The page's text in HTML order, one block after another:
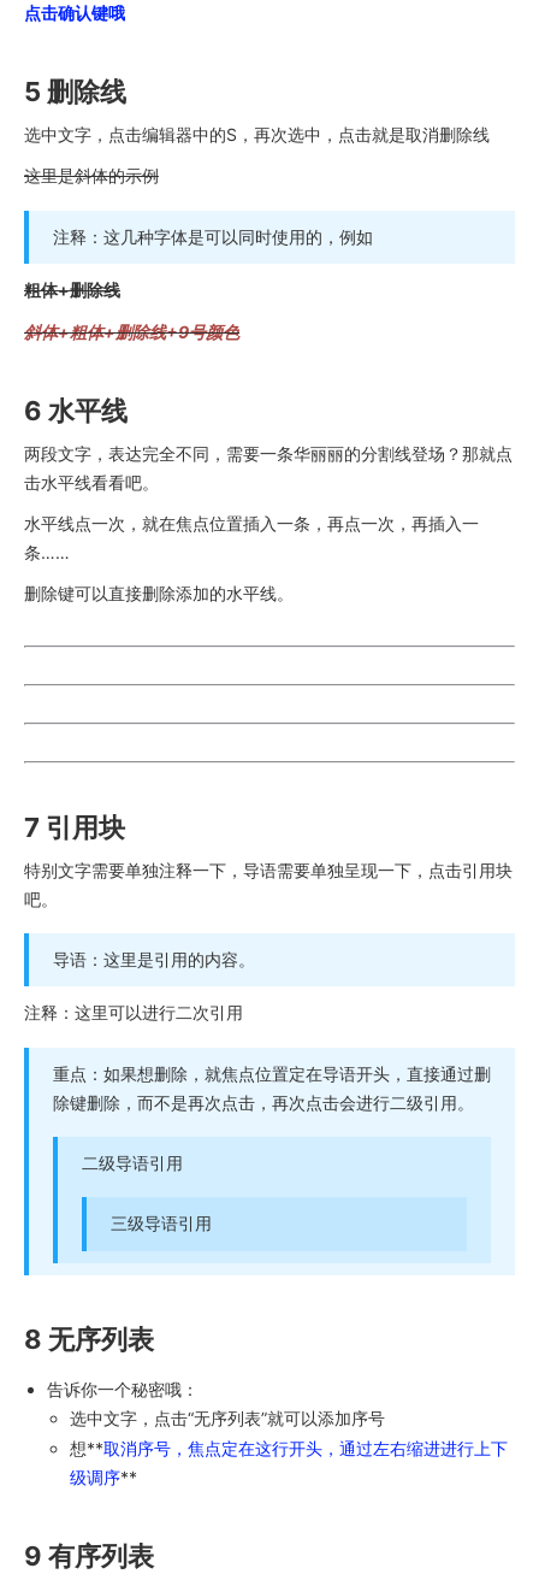
点击确认键哦
5 删除线
选中文字，点击编辑器中的S，再次选中，点击就是取消删除线
这里是斜体的示例
注释：这几种字体是可以同时使用的，例如
粗体+删除线
斜体+粗体+删除线+9号颜色
6 水平线
两段文字，表达完全不同，需要一条华丽丽的分割线登场？那就点
击水平线看看吧。
水平线点一次，就在焦点位置插入一条，再点一次，再插入一
条……
删除键可以直接删除添加的水平线。
7 引用块
特别文字需要单独注释一下，导语需要单独呈现一下，点击引用块
吧。
导语：这里是引用的内容。
注释：这里可以进行二次引用
重点：如果想删除，就焦点位置定在导语开头，直接通过删
除键删除，而不是再次点击，再次点击会进行二级引用。
二级导语引用
三级导语引用
8 无序列表
告诉你一个秘密哦：
选中文字，点击“无序列表”就可以添加序号
想**取消序号，焦点定在这行开头，通过左右缩进进行上下
级调序**
9 有序列表